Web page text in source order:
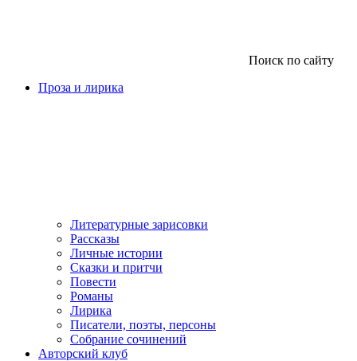
Поиск по сайту
Проза и лирика
Литературные зарисовки
Рассказы
Личные истории
Сказки и притчи
Повести
Романы
Лирика
Писатели, поэты, персоны
Собрание сочинений
Авторский клуб